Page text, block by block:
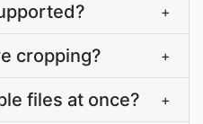
+
cropping? +
files at once? +